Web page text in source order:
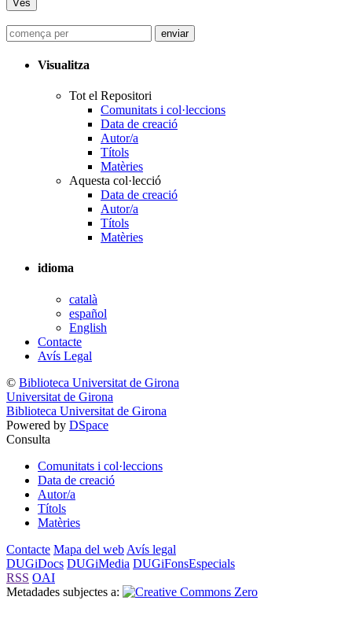
Visualitza
Tot el Repositori
Comunitats i col·leccions
Data de creació
Autor/a
Títols
Matèries
Aquesta col·lecció
Data de creació
Autor/a
Títols
Matèries
idioma
català
español
English
Contacte
Avís Legal
© Biblioteca Universitat de Girona
Universitat de Girona
Biblioteca Universitat de Girona
Powered by DSpace
Consulta
Comunitats i col·leccions
Data de creació
Autor/a
Títols
Matèries
Contacte Mapa del web Avís legal
DUGiDocs DUGiMedia DUGiFonsEspecials
RSS OAI
Metadades subjectes a: